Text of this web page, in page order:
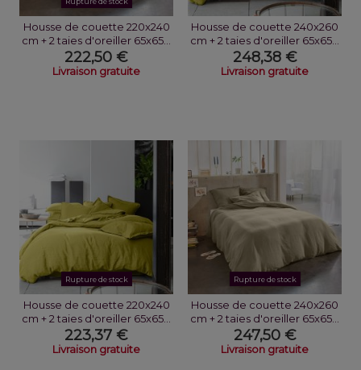
Housse de couette 220x240
cm + 2 taies d'oreiller 65x65...
222,50 €
Livraison gratuite
Housse de couette 240x260
cm + 2 taies d'oreiller 65x65...
248,38 €
Livraison gratuite
Rupture de stock
Housse de couette 220x240
cm + 2 taies d'oreiller 65x65...
223,37 €
Livraison gratuite
Rupture de stock
Housse de couette 240x260
cm + 2 taies d'oreiller 65x65...
247,50 €
Livraison gratuite